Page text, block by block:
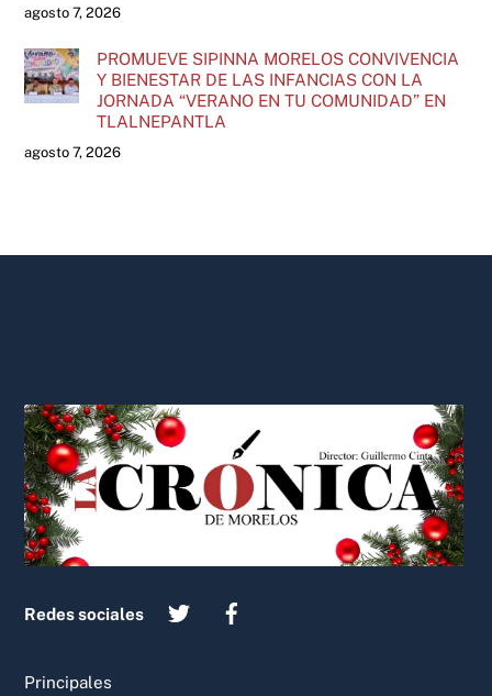
agosto 7, 2026
PROMUEVE SIPINNA MORELOS CONVIVENCIA
Y BIENESTAR DE LAS INFANCIAS CON LA
JORNADA “VERANO EN TU COMUNIDAD” EN
TLALNEPANTLA
agosto 7, 2026
To
Top
Redes sociales
Principales